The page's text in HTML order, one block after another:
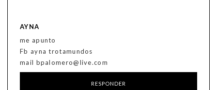
AYNA
me apunto
Fb ayna trotamundos
mail bpalomero@live.com
RESPONDER